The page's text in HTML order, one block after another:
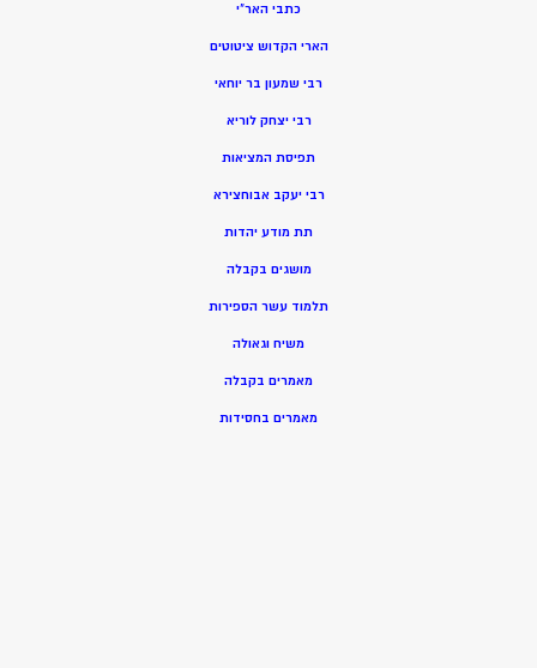
כתבי האר”י
הארי הקדוש ציטוטים
רבי שמעון בר יוחאי
רבי יצחק לוריא
תפיסת המציאות
רבי יעקב אבוחצירא
תת מודע יהדות
מושגים בקבלה
תלמוד עשר הספירות
משיח וגאולה
מאמרים בקבלה
מאמרים בחסידות